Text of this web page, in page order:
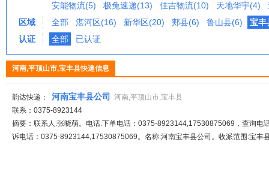
安能物流(5)
极兔速递(13) 佳吉物流(10) 天地华宇(4)
区域
全部 湛河区(16) 新华区(20) 郏县(6) 鲁山县(6)
宝丰
认证
全部 已认证
河南,平顶山市,宝丰县快递信息
韵达快递： 河南宝丰县公司
河南,平顶山市,宝丰县
联系：0375-8923144
摘要：联系人:张晓萌。电话:下单电话：0375-8923144,17530875069，查询
诉电话：0375-8923144,17530875069。名称:河南宝丰县公司。收派范围:宝丰